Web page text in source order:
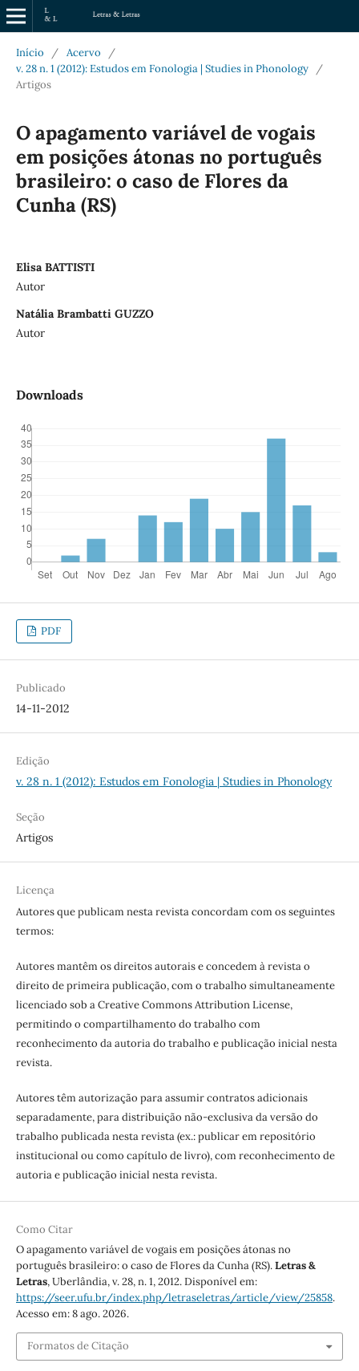
Início / Acervo
/
v. 28 n. 1 (2012): Estudos em Fonologia | Studies in Phonology
/
Artigos
O apagamento variável de vogais
em posições átonas no português
brasileiro: o caso de Flores da
Cunha (RS)
Elisa BATTISTI
Autor
Natália Brambatti GUZZO
Autor
Downloads
PDF
Publicado
14-11-2012
Edição
v. 28 n. 1 (2012): Estudos em Fonologia | Studies in Phonology
Seção
Artigos
Licença
Autores que publicam nesta revista concordam com os seguintes
termos:
Autores mantêm os direitos autorais e concedem à revista o
direito de primeira publicação, com o trabalho simultaneamente
licenciado sob a Creative Commons Attribution License,
permitindo o compartilhamento do trabalho com
reconhecimento da autoria do trabalho e publicação inicial nesta
revista.
Autores têm autorização para assumir contratos adicionais
separadamente, para distribuição não-exclusiva da versão do
trabalho publicada nesta revista (ex.: publicar em repositório
institucional ou como capítulo de livro), com reconhecimento de
autoria e publicação inicial nesta revista.
Como Citar
O apagamento variável de vogais em posições átonas no
português brasileiro: o caso de Flores da Cunha (RS).Letras &
Letras, Uberlândia, v. 28, n. 1, 2012. Disponível em:
https://seer.ufu.br/index.php/letraseletras/article/view/25858.
Acesso em: 8 ago. 2026.
Formatos de Citação